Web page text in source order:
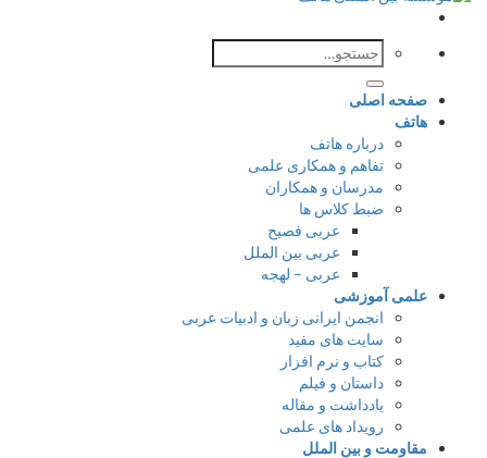
جستجو
برای:
صفحه اصلی
هاتف
درباره هاتف
تفاهم و همکاری علمی
مدرسان و همکاران
ضبط کلاس ها
عربی فصیح
عربی بین الملل
عربی – لهجه
علمی آموزشی
انجمن ایرانی زبان و ادبیات عربی
سایت های مفید
کتاب و نرم افزار
داستان و فیلم
یادداشت و مقاله
رویداد های علمی
مقاومت و بین الملل